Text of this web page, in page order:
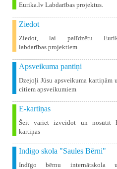
Eurika.lv Labdarības projektus.
Ziedot
Ziedot, lai palīdzētu
labdarības projektiem
Apsveikuma pantiņi
Dzejoļi Jūsu apsveikuma kartiņām
citiem apsveikumiem
E-kartiņas
Šeit variet izveidot un nosūtīt
kartiņas
Indigo skola "Saules Bērni"
Indīgo bērnu internātskola